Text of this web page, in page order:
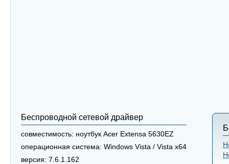
Беспроводной сетевой драйвер
совместимость: ноутбук Acer Extensa 5630EZ
операционная система: Windows Vista / Vista x64
версия: 7.6.1.162